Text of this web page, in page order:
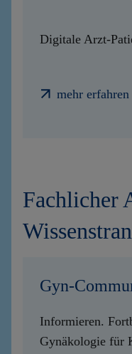
Digitale Arzt-
mehr erfahren
Fachlicher
Gyn-
Informieren.
Gynäkologie für